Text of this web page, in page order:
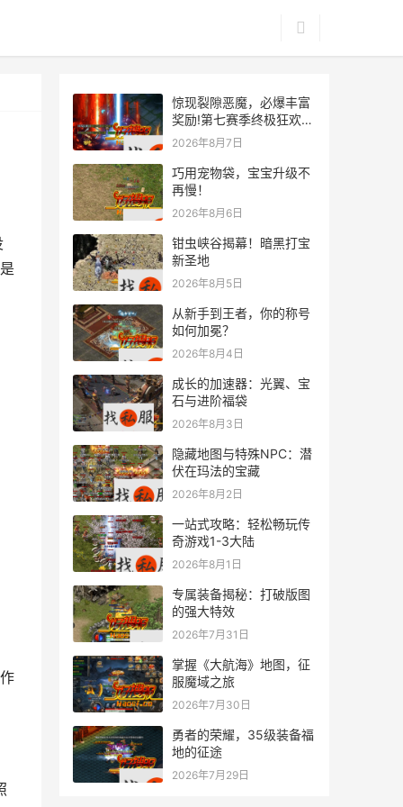
惊现裂隙恶魔，必爆丰富
奖励!第七赛季终极狂欢来
袭
2026年8月7日
巧用宠物袋，宝宝升级不
再慢！
2026年8月6日
钳虫峡谷揭幕！暗黑打宝
新圣地
2026年8月5日
从新手到王者，你的称号
如何加冕？
2026年8月4日
成长的加速器：光翼、宝
石与进阶福袋
2026年8月3日
隐藏地图与特殊NPC：潜
伏在玛法的宝藏
2026年8月2日
一站式攻略：轻松畅玩传
奇游戏1-3大陆
2026年8月1日
专属装备揭秘：打破版图
的强大特效
2026年7月31日
掌握《大航海》地图，征
服魔域之旅
2026年7月30日
勇者的荣耀，35级装备福
地的征途
2026年7月29日